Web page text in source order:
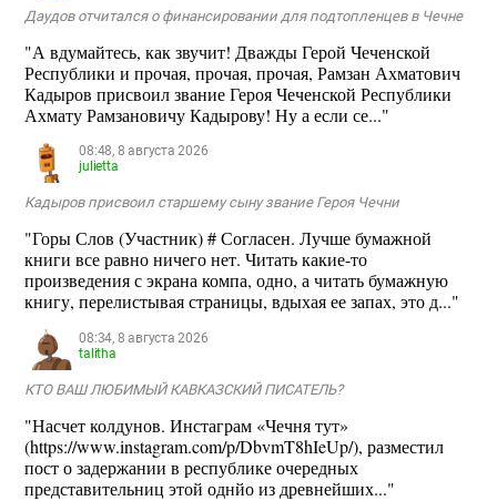
Даудов отчитался о финансировании для подтопленцев в Чечне
"А вдумайтесь, как звучит! Дважды Герой Чеченской
Республики и прочая, прочая, прочая, Рамзан Ахматович
Кадыров присвоил звание Героя Чеченской Республики
Ахмату Рамзановичу Кадырову! Ну а если се..."
08:48, 8 августа 2026
julietta
Кадыров присвоил старшему сыну звание Героя Чечни
"Горы Слов (Участник) # Согласен. Лучше бумажной
книги все равно ничего нет. Читать какие-то
произведения с экрана компа, одно, а читать бумажную
книгу, перелистывая страницы, вдыхая ее запах, это д..."
08:34, 8 августа 2026
talitha
КТО ВАШ ЛЮБИМЫЙ КАВКАЗСКИЙ ПИСАТЕЛЬ?
"Насчет колдунов. Инстаграм «Чечня тут»
(https://www.instagram.com/p/DbvmT8hIeUp/), разместил
пост о задержании в республике очередных
представительниц этой однйо из древнейших..."